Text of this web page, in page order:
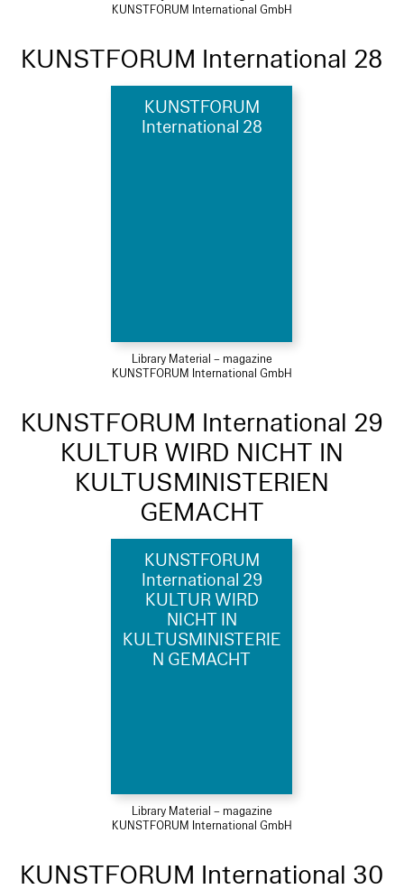
KUNSTFORUM International GmbH
KUNSTFORUM International 28
KUNSTFORUM
International 28
Library Material – magazine
KUNSTFORUM International GmbH
KUNSTFORUM International 29
KULTUR WIRD NICHT IN
KULTUSMINISTERIEN
GEMACHT
KUNSTFORUM
International 29
KULTUR WIRD
NICHT IN
KULTUSMINISTERIE
N GEMACHT
Library Material – magazine
KUNSTFORUM International GmbH
KUNSTFORUM International 30